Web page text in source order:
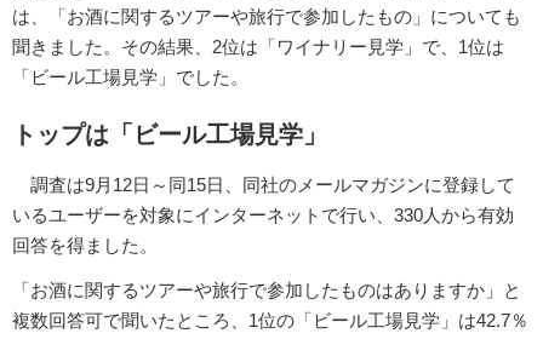
は、「お酒に関するツアーや旅行で参加したもの」についても
聞きました。その結果、2位は「ワイナリー見学」で、1位は
「ビール工場見学」でした。
トップは「ビール工場見学」
調査は9月12日～同15日、同社のメールマガジンに登録して
いるユーザーを対象にインターネットで行い、330人から有効
回答を得ました。
「お酒に関するツアーや旅行で参加したものはありますか」と
複数回答可で聞いたところ、1位の「ビール工場見学」は42.7％